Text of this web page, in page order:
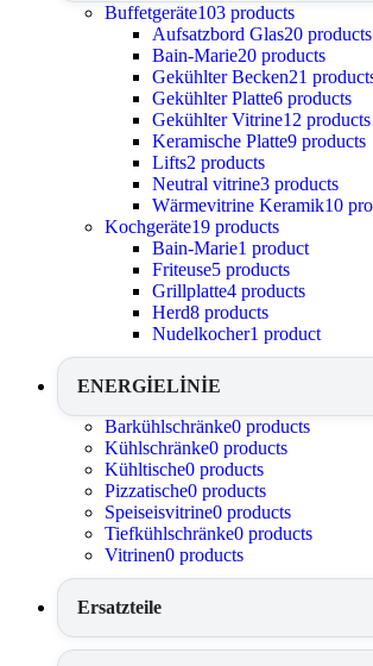
Buffetgeräte103 products
Aufsatzbord Glas20 products
Bain-Marie20 products
Gekühlter Becken21
Gekühlter Platte6 products
Gekühlter Vitrine12 products
Keramische Platte9 products
Lifts2 products
Neutral vitrine3 products
Wärmevitrine Keramik10
Kochgeräte19 products
Bain-Marie1 product
Friteuse5 products
Grillplatte4 products
Herd8 products
Nudelkocher1 product
ENERGİELİNİE
Barkühlschränke0 products
Kühlschränke0 products
Kühltische0 products
Pizzatische0 products
Speiseisvitrine0 products
Tiefkühlschränke0 products
Vitrinen0 products
Ersatzteile